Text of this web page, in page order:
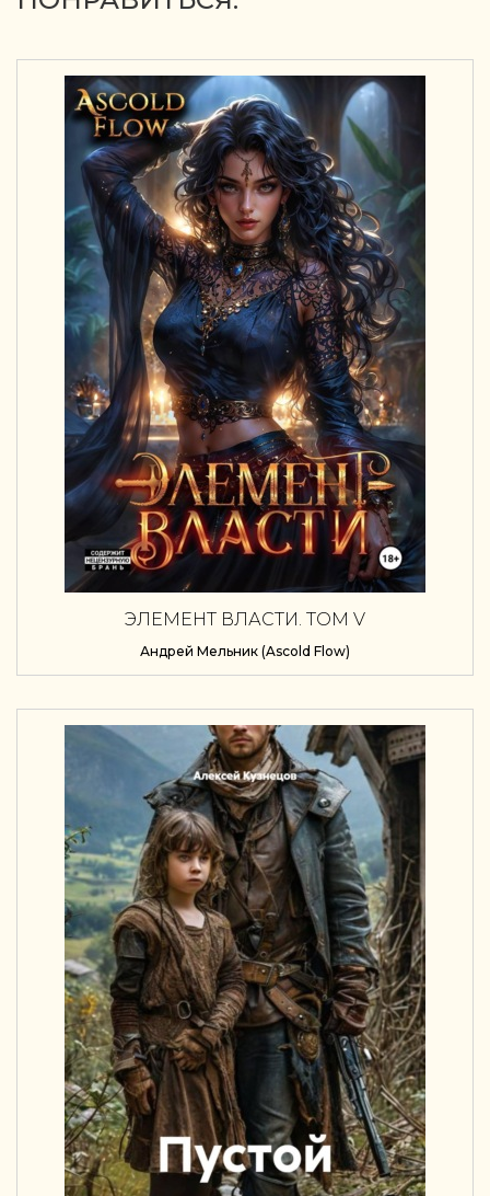
ЭЛЕМЕНТ ВЛАСТИ. ТОМ V
Андрей Мельник (Ascold Flow)